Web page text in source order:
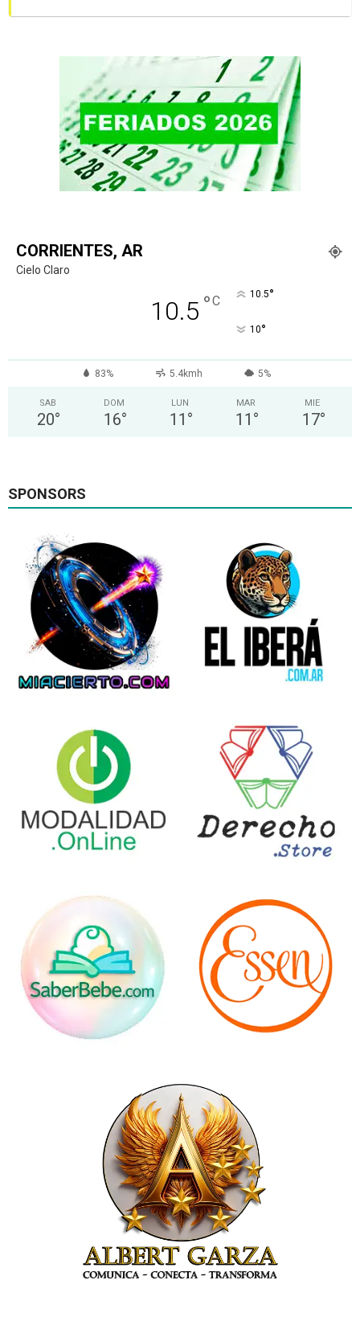
CORRIENTES, AR
Cielo Claro
10.5 °C 10.5°
10°
83% 5.4kmh 5%
SAB
20°
DOM
16°
LUN
11 °
MAR
11 °
MIE
17°
SPONSORS